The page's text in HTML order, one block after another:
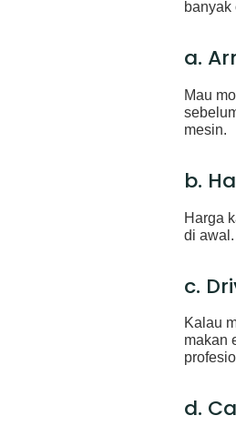
banyak
a.
Mau
mesin.
b.
Harga
di
c.
Kalau
makan
d.